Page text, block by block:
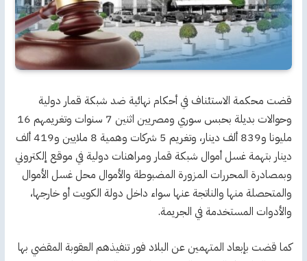
قضت محكمة الاستئناف في أحكام نهائية ضد شبكة قمار دولية
وحوالات بديلة بحبس سوري ومصريين اثنين 7 سنوات وتغريمهم 16
مليونا و839 ألف دينار، وتغريم 5 شركات وهمية 8 ملايين و419 ألف
دينار بتهمة غسل أموال شبكة قمار ومراهنات دولية في موقع إلكتروني
وبمصادرة المحررات المزورة المضبوطة والأموال محل غسل الأموال
والمتحصلة منها والناتجة عنها سواء داخل دولة الكويت أو خارجها،
والأدوات المستخدمة في الجريمة.
كما قضت بإبعاد المتهمين عن البلاد فور تنفيذهم العقوبة المقضي بها